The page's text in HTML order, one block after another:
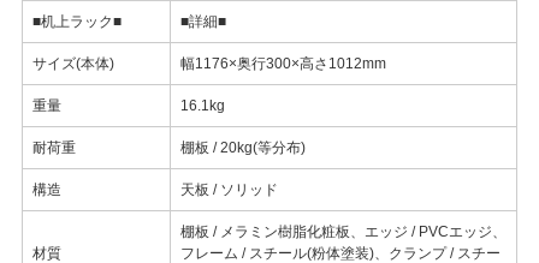
■机上ラック■ ■詳細■
サイズ(本体) 幅1176×奥行300×高さ1012mm
重量 16.1kg
耐荷重 棚板 / 20kg(等分布)
構造 天板 / ソリッド
材質
棚板 / メラミン樹脂化粧板、エッジ / PVCエッジ、
フレーム / スチール(粉体塗装)、クランプ / スチー